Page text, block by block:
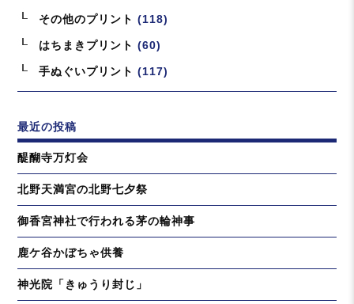
その他のプリント (118)
はちまきプリント (60)
手ぬぐいプリント (117)
最近の投稿
醍醐寺万灯会
北野天満宮の北野七夕祭
御香宮神社で行われる茅の輪神事
鹿ケ谷かぼちゃ供養
神光院「きゅうり封じ」